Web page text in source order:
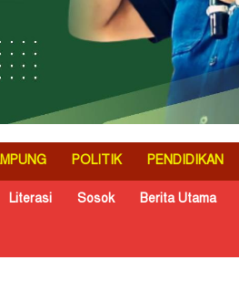
POLITIK PENDIDIKAN
Literasi Sosok Berita Utama